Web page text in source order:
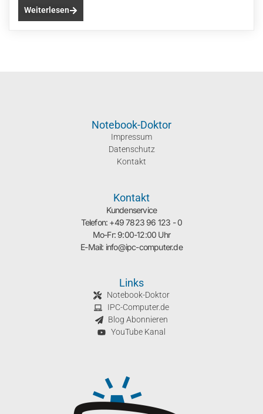
Weiterlesen
Notebook-Doktor
Impressum
Datenschutz
Kontakt
Kontakt
Kundenservice
Telefon: +49 7823 96 123 - 0
Mo-Fr: 9:00-12:00 Uhr
E-Mail: info@ipc-computer.de
Links
Notebook-Doktor
IPC-Computer.de
Blog Abonnieren
YouTube Kanal